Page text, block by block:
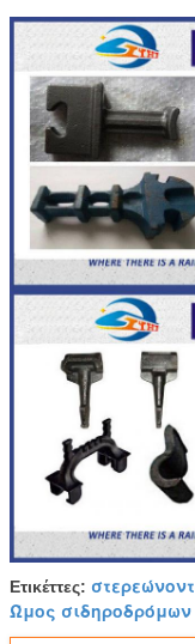
Ετικέττες:
Ώμος σιδηροδρόμων